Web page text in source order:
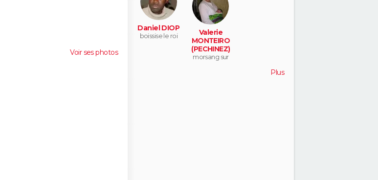
Voir ses photos
Daniel DIOP
boissise le roi
Valerie
MONTEIRO
(PECHINEZ)
morsang sur
Plus